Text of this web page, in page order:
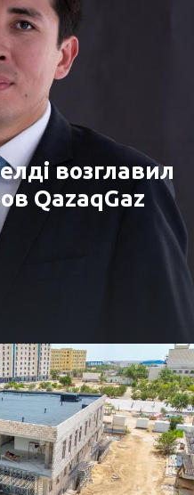
возглавил
QazaqGaz